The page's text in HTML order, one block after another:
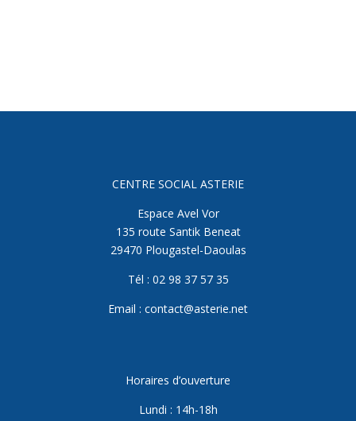
CENTRE SOCIAL ASTERIE
Espace Avel Vor
135 route Santik Beneat
29470 Plougastel-Daoulas
Tél : 02 98 37 57 35
Email : contact@asterie.net
Horaires d’ouverture
Lundi : 14h-18h